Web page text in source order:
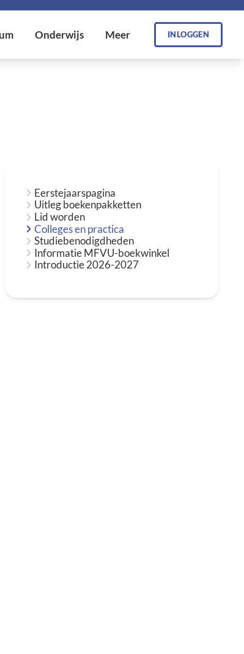
INLOGGEN
Eerstejaarspagina
Uitleg boekenpakketten
Lid worden
Colleges en practica
Studiebenodigdheden
Informatie MFVU-boekwinkel
Introductie 2026-2027